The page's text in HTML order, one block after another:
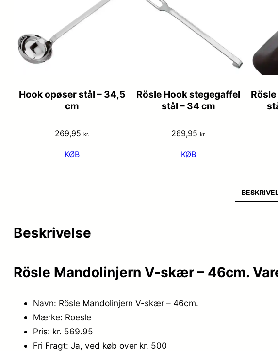
Hook opøser stål – 34,5
cm
269,95 kr.
KØB
Rösle Hook stegegaffel
stål – 34 cm
269,95 kr.
KØB
Beskrivelse
Rösle Mandolinjern V-skær – 46cm.
Navn: Rösle Mandolinjern V-skær – 46cm.
Mærke: Roesle
Pris: kr. 569.95
Fri Fragt: Ja, ved køb over kr. 500